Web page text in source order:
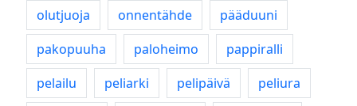
olutjuoja
onnentähde
pääduuni
pakopuuha
paloheimo
pappiralli
pelailu
peliarki pelipäivä
peliura